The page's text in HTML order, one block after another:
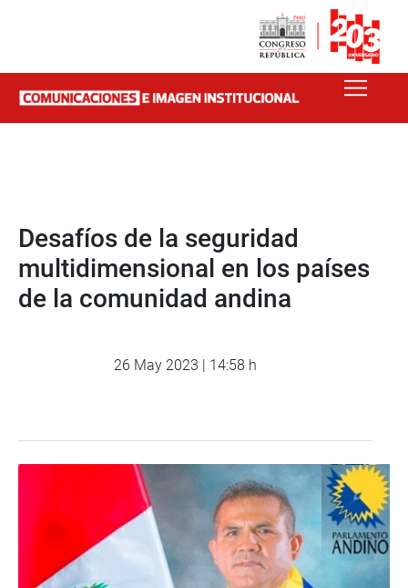
Desafíos de la seguridad
multidimensional en los países
de la comunidad andina
26 May 2023 | 14:58 h